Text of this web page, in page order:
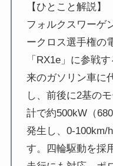
【ひとこと解説】
フォルクスワーゲ
ークロス選手権の
「RX1e」に参戦
来のガソリン車に
し、前後に2基の
計で約500kW（
発生し、0-100km/
す。四輪駆動を採